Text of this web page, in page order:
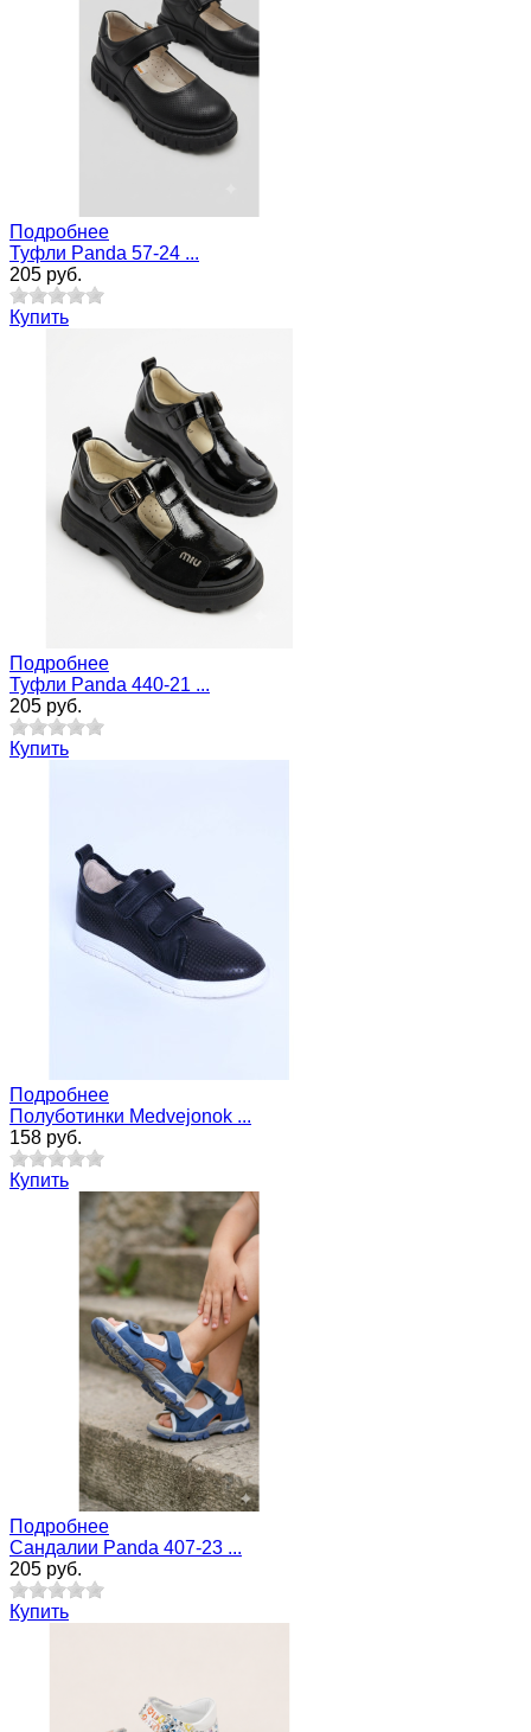
Подробнее
Туфли Panda 57-24 ...
205 руб.
Купить
Подробнее
Туфли Panda 440-21 ...
205 руб.
Купить
Подробнее
Полуботинки Medvejonok ...
158 руб.
Купить
Подробнее
Cандалии Panda 407-23 ...
205 руб.
Купить